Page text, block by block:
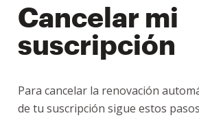
Cancelar mi
suscripción
Para cancelar la renovación
de tu suscripción sigue estos